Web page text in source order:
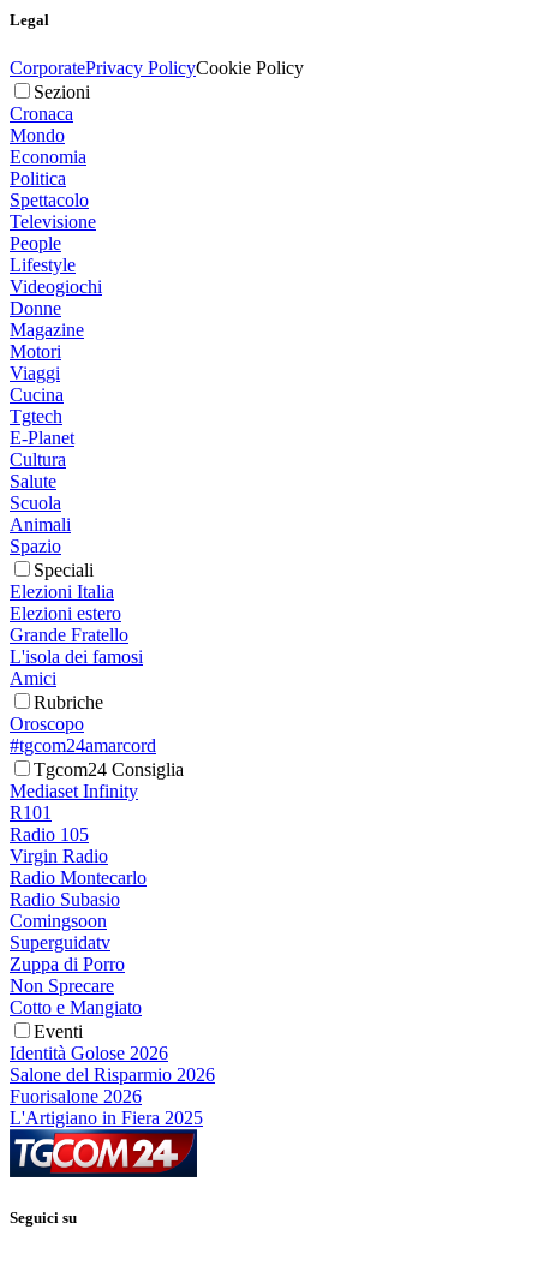
Legal
CorporatePrivacy PolicyCookie Policy
Sezioni
Cronaca
Mondo
Economia
Politica
Spettacolo
Televisione
People
Lifestyle
Videogiochi
Donne
Magazine
Motori
Viaggi
Cucina
Tgtech
E-Planet
Cultura
Salute
Scuola
Animali
Spazio
Speciali
Elezioni Italia
Elezioni estero
Grande Fratello
L'isola dei famosi
Amici
Rubriche
Oroscopo
#tgcom24amarcord
Tgcom24 Consiglia
Mediaset Infinity
R101
Radio 105
Virgin Radio
Radio Montecarlo
Radio Subasio
Comingsoon
Superguidatv
Zuppa di Porro
Non Sprecare
Cotto e Mangiato
Eventi
Identità Golose 2026
Salone del Risparmio 2026
Fuorisalone 2026
L'Artigiano in Fiera 2025
Seguici su